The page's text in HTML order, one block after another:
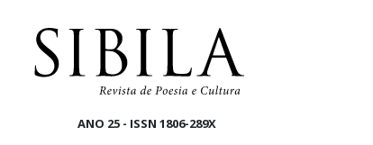
ANO 25 - ISSN 1806-289X